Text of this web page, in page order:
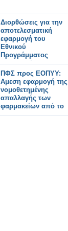
Διορθώσεις για την
αποτελεσματική
εφαρμογή του
Εθνικού
Προγράμματος
Καταπολέμησης της
Παχυσαρκίας ζητούν
οι Γενικοί Γιατροί
ΠΦΣ προς ΕΟΠΥΥ:
Αμεση εφαρμογή της
νομοθετημένης
απαλλαγής των
φαρμακείων από το
ριμπειτ για τα off